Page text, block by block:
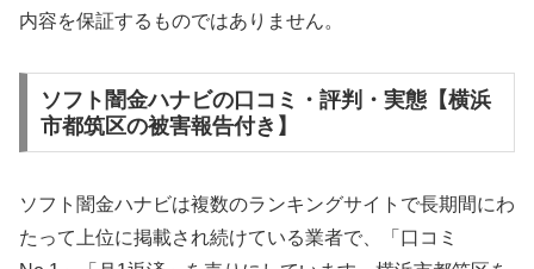
内容を保証するものではありません。
ソフト闇金ハナビの口コミ・評判・実態【横浜
市都筑区の被害報告付き】
ソフト闇金ハナビは複数のランキングサイトで長期間にわ
たって上位に掲載され続けている業者で、「口コミ